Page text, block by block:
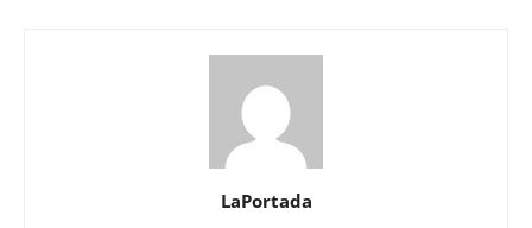
LaPortada